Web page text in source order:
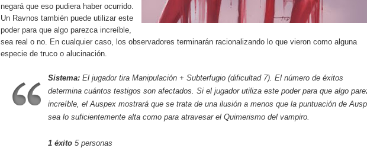
negará que eso pudiera haber ocurrido.
Un Ravnos también puede utilizar este
poder para que algo parezca increíble,
sea real o no. En cualquier caso, los observadores terminarán racionalizando lo que vieron como alguna
especie de truco o alucinación.
Sistema: El jugador tira Manipulación + Subterfugio (dificultad 7). El número de éxitos
determina cuántos testigos son afectados. Si el jugador utiliza este poder para que algo
increíble, el Auspex mostrará que se trata de una ilusión a menos que la puntuación de
sea lo suficientemente alta como para atravesar el Quimerismo del vampiro.
1 éxito 5 personas